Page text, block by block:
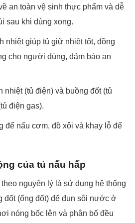
an toàn vệ sinh thực phẩm và dễ
sau khi dùng xong.
nhiệt giúp tủ giữ nhiệt tốt, đồng
cho người dùng, đảm bảo an
nhiệt (tủ điện) và buồng đốt (tủ
điện gas).
để nấu cơm, đồ xôi và khay lỗ để
của tủ nấu hấp
nguyên lý là sử dụng hệ thống
đốt (ống đốt) để đun sôi nước ở
nóng bốc lên và phân bố đều